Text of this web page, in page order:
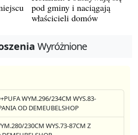
pod gminy i naciągają
właścicieli domów
Wyróżnione
WYM.296/234CM WYS.83-
OD DEMEUBELSHOP
230CM WYS.73-87CM Z